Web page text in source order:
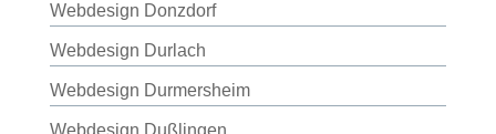
Webdesign Donzdorf
Webdesign Durlach
Webdesign Durmersheim
Webdesign Dußlingen